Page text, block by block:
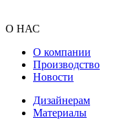
О НАС
О компании
Производство
Новости
Дизайнерам
Материалы